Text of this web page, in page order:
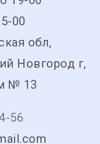
00
обл,
Новгород г,
№ 13
56